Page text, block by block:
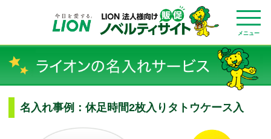
メニュー
名入れ事例：休足時間2枚入りタトウケース入